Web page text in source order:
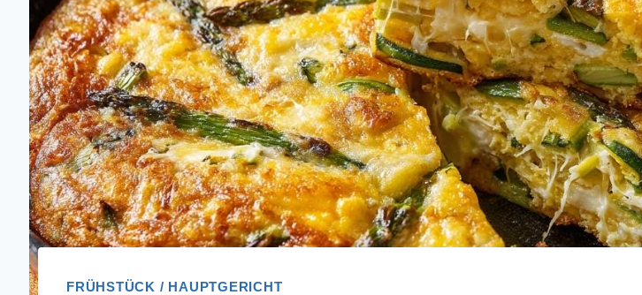
FRÜHSTÜCK / HAUPTGERICHT